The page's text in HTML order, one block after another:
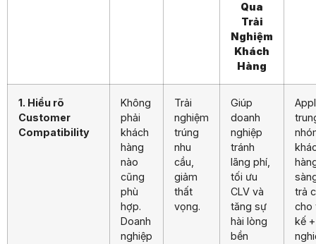
Qua
Trải
Nghiệm
Khách
Hàng
1. Hiểu rõ
Customer
Compatibility
Không
phải
khách
hàng
nào
cũng
phù
hợp.
Doanh
nghiệp
Trải
nghiệm
trúng
nhu
cầu,
giảm
thất
vọng.
Giúp
doanh
nghiệp
tránh
lãng phí,
tối ưu
CLV và
tăng sự
hài lòng
bền
trả
cho
kế